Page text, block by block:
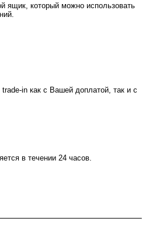
ящик, который можно использовать
in как с Вашей доплатой, так и с
в течении 24 часов.